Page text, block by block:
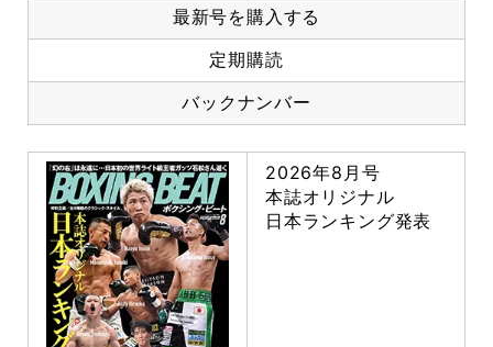
最新号を購入する
定期購読
バックナンバー
2026年8月号
本誌オリジナル
日本ランキング発表